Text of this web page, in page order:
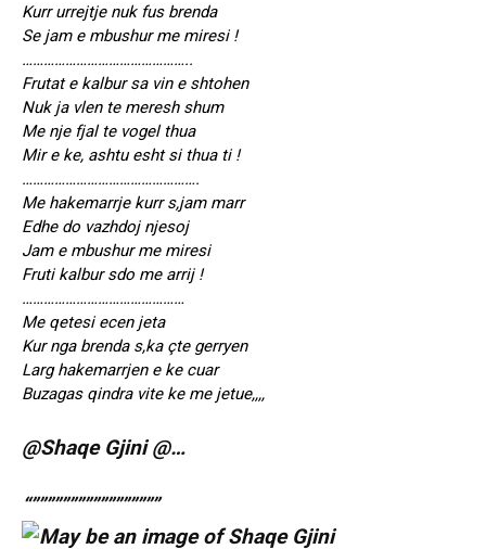
Kurr urrejtje nuk fus brenda
Se jam e mbushur me miresi !
………………………………………..
Frutat e kalbur sa vin e shtohen
Nuk ja vlen te meresh shum
Me nje fjal te vogel thua
Mir e ke, ashtu esht si thua ti !
………………………………………….
Me hakemarrje kurr s,jam marr
Edhe do vazhdoj njesoj
Jam e mbushur me miresi
Fruti kalbur sdo me arrij !
………………………………………
Me qetesi ecen jeta
Kur nga brenda s,ka çte gerryen
Larg hakemarrjen e ke cuar
Buzagas qindra vite ke me jetue,,,,
@Shaqe Gjini @…
“”””””””””””””””””